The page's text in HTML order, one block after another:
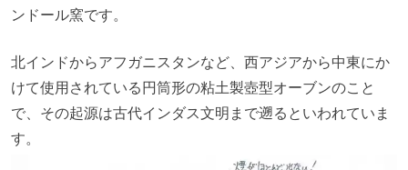
ンドール窯です。
北インドからアフガニスタンなど、西アジアから中東にか
けて使用されている円筒形の粘土製壺型オーブンのこと
で、その起源は古代インダス文明まで遡るといわれていま
す。